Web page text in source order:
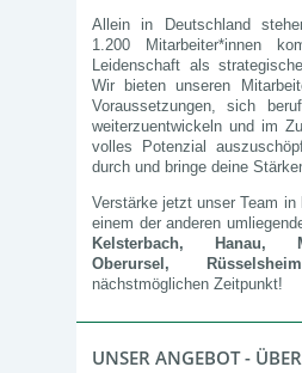
Allein in Deutschland
1.200 Mitarbeiter*innen
Leidenschaft als
Wir bieten unseren
Voraussetzungen, sich
weiterzuentwickeln und im
volles Potenzial
durch und bringe deine
Verstärke jetzt unser Team in
einem der anderen
Kelsterbach, Hanau,
Oberursel, Rüsselsheim
nächstmöglichen Zeitpunkt!
UNSER ANGEBOT -